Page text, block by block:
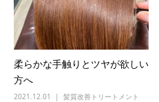
柔らかな手触りとツヤが欲しい
方へ
2021.12.01 髪質改善トリートメント